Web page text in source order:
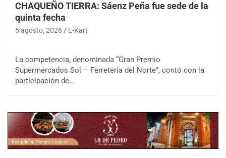
CHAQUEÑO TIERRA: Sáenz Peña fue sede de la
quinta fecha
5 agosto, 2026 E-Kart
La competencia, denominada “Gran Premio
Supermercados Sol – Ferretería del Norte”, contó con la
participación de…